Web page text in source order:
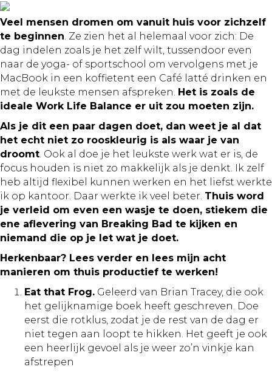
Veel mensen dromen om vanuit huis voor zichzelf
te beginnen. Ze zien het al helemaal voor zich: De
dag indelen zoals je het zelf wilt, tussendoor even
naar de yoga- of sportschool om vervolgens met je
MacBook in een koffietent een Café latté drinken en
met de leukste mensen afspreken. Het is zoals de
ideale Work Life Balance er uit zou moeten zijn.
Als je dit een paar dagen doet, dan weet je al dat
het echt niet zo rooskleurig is als waar je van
droomt. Ook al doe je het leukste werk wat er is, de
focus houden is niet zo makkelijk als je denkt. Ik zelf
heb altijd flexibel kunnen werken en het liefst werkte
ik op kantoor. Daar werkte ik veel beter. Thuis word
je verleid om even een wasje te doen, stiekem die
ene aflevering van Breaking Bad te kijken en
niemand die op je let wat je doet.
Herkenbaar? Lees verder en lees mijn acht
manieren om thuis productief te werken!
Eat that Frog. Geleerd van Brian Tracey, die ook
het gelijknamige boek heeft geschreven. Doe
eerst die rotklus, zodat je de rest van de dag er
niet tegen aan loopt te hikken. Het geeft je ook
een heerlijk gevoel als je weer zo’n vinkje kan
afstrepen